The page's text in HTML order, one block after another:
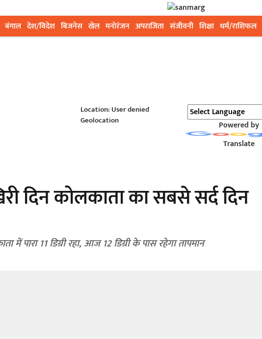
बंगाल देश/विदेश बिजनेस खेल मनोरंजन अपराजिता संजीवनी शिक्षा धर्म/राशिफल
Location: User denied
Geolocation
Powered by
Translate
दिन कोलकाता का सबसे सर्द दिन
पारा 11 डिग्री रहा, आज 12 डिग्री के पास रहेगा तापमान